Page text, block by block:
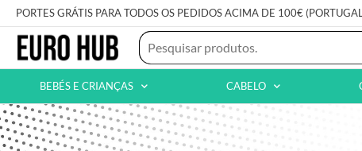
PORTES GRÁTIS PARA TODOS OS PEDIDOS ACIMA DE 100€
BEBÉS E CRIANÇAS CABELO